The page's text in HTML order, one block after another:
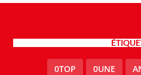
0TOP 0UNE